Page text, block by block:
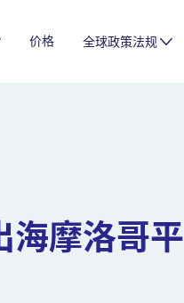
价格 全球政策法规
海摩洛哥平